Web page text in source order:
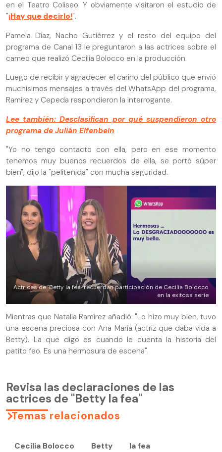
en el Teatro Coliseo. Y obviamente visitaron el estudio de
"¡Hay que decirlo!".
Pamela Díaz, Nacho Gutiérrez y el resto del equipo del
programa de Canal 13 le preguntaron a las actrices sobre el
cameo que realizó Cecilia Bolocco en la producción.
Luego de recibir y agradecer el cariño del público que envió
muchísimos mensajes a través del WhatsApp del programa,
Ramírez y Cepeda respondieron la interrogante.
Lee también: Desclasifican por qué suspendieron otro
programa de Julián Elfenbein
"Yo no tengo contacto con ella, pero en ese momento
tenemos muy buenos recuerdos de ella, se portó súper
bien", dijo la "peliteñida" con mucha seguridad.
Actrices de "Betty la fea" recuerdan participación de Cecilia Bolocco
en la exitosa serie
Mientras que Natalia Ramírez añadió: "Lo hizo muy bien, tuvo
una escena preciosa con Ana María (actriz que daba vida a
Betty). La que digo es cuando le cuenta la historia del
patito feo. Es una hermosura de escena".
Revisa las declaraciones de las
actrices de "Betty la fea"
Temas relacionados
Cecilia Bolocco Betty la fea